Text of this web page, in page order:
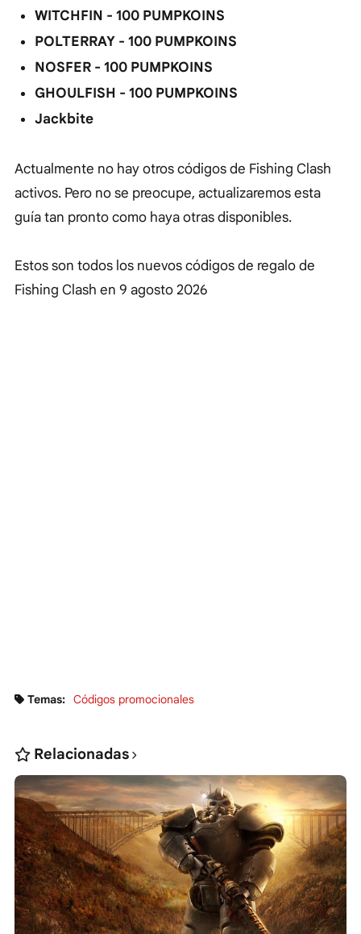
WITCHFIN - 100 PUMPKOINS
POLTERRAY - 100 PUMPKOINS
NOSFER - 100 PUMPKOINS
GHOULFISH - 100 PUMPKOINS
Jackbite
Actualmente no hay otros códigos de Fishing Clash
activos. Pero no se preocupe, actualizaremos esta
guía tan pronto como haya otras disponibles.
Estos son todos los nuevos códigos de regalo de
Fishing Clash en 9 agosto 2026
Temas: Códigos promocionales
Relacionadas